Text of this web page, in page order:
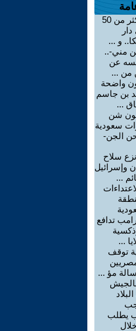
العثور على أكثر من 50
و ...
مني-..
عن
من ...
واضحة
بن جاسم
...
شن
سعودية
الجن-
سلاح
وإسرائيل
...
تدافع
...
توقف
مؤ ...
يطلب